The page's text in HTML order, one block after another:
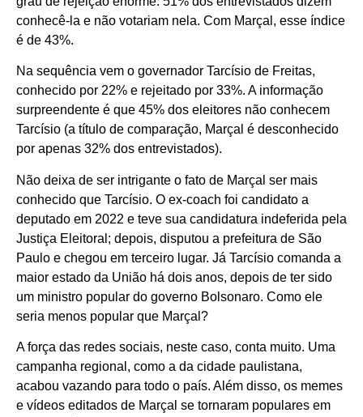
conhecê-la e não votariam nela. Com Marçal, esse índice
é de 43%.
Na sequência vem o governador Tarcísio de Freitas,
conhecido por 22% e rejeitado por 33%. A informação
surpreendente é que 45% dos eleitores não conhecem
Tarcísio (a título de comparação, Marçal é desconhecido
por apenas 32% dos entrevistados).
Não deixa de ser intrigante o fato de Marçal ser mais
conhecido que Tarcísio. O ex-coach foi candidato a
deputado em 2022 e teve sua candidatura indeferida pela
Justiça Eleitoral; depois, disputou a prefeitura de São
Paulo e chegou em terceiro lugar. Já Tarcísio comanda a
maior estado da União há dois anos, depois de ter sido
um ministro popular do governo Bolsonaro. Como ele
seria menos popular que Marçal?
A força das redes sociais, neste caso, conta muito. Uma
campanha regional, como a da cidade paulistana,
acabou vazando para todo o país. Além disso, os memes
e vídeos editados de Marçal se tornaram populares em